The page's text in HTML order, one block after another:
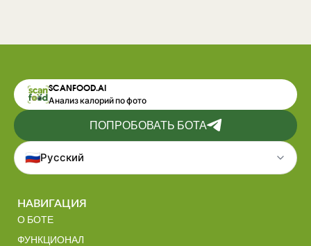
SCANFOOD.AI
Анализ калорий по фото
ПОПРОБОВАТЬ БОТА
🇷🇺Русский
НАВИГАЦИЯ
О БОТЕ
ФУНКЦИОНАЛ